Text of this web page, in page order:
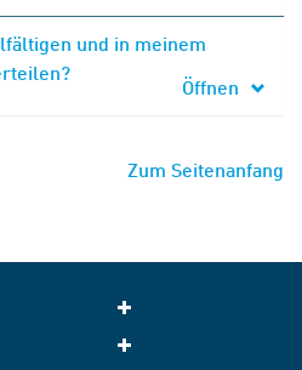
und in meinem
Öffnen
Zum Seitenanfang